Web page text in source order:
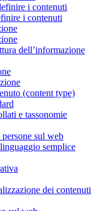
i contenuti
i contenuti
dell’informazione
(content type)
e tassonomie
sul web
semplice
dei contenuti